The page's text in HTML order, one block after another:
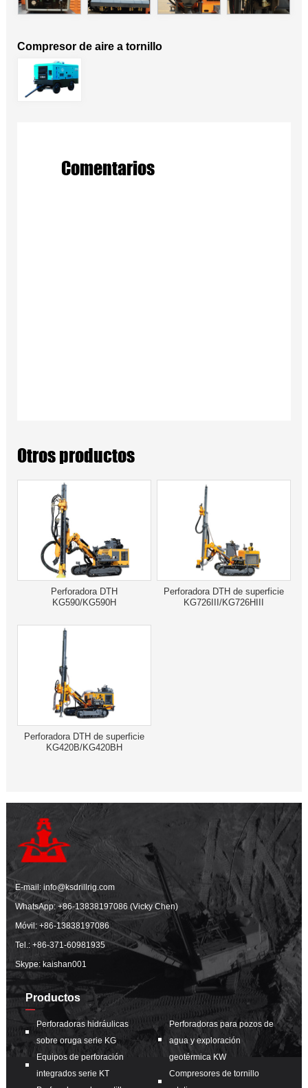
Compresor de aire a tornillo
Comentarios
Otros productos
Perforadora DTH
KG590/KG590H
Perforadora DTH de superficie
KG726III/KG726HIII
Perforadora DTH de superficie
KG420B/KG420BH
E-mail:info@ksdrillrig.com
WhatsApp:+86-13838197086 (Vicky Chen)
Móvil:+86-13838197086
Tel.:+86-371-60981935
Skype: kaishan001
Productos
Perforadoras hidráulicas
sobre oruga serie KG
Equipos de perforación
integrados serie KT
Perforadoras para pozos de
agua y exploración
geotérmica KW
Compresores de tornillo